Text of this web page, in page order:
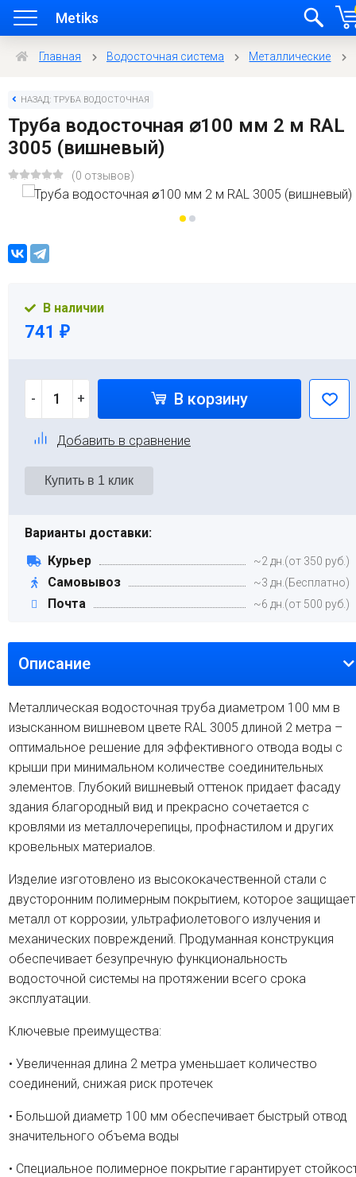
Metiks
Главная Водосточная система Металлические
НАЗАД: ТРУБА ВОДОСТОЧНАЯ
Труба водосточная ⌀100 мм 2 м RAL
3005 (вишневый)
(0 отзывов)
В наличии
741 ₽
- + В корзину
Добавить в сравнение
Варианты доставки:
Курьер
~2 дн.(от 350 руб.)
Самовывоз ~3 дн.(Бесплатно)
Почта ~6 дн.(от 500 руб.)
Описание
Металлическая водосточная труба диаметром 100 мм в
изысканном вишневом цвете RAL 3005 длиной 2 метра –
оптимальное решение для эффективного отвода воды с
крыши при минимальном количестве соединительных
элементов. Глубокий вишневый оттенок придает фасаду
здания благородный вид и прекрасно сочетается с
кровлями из металлочерепицы, профнастилом и других
кровельных материалов.
Изделие изготовлено из высококачественной стали с
двусторонним полимерным покрытием, которое защищает
металл от коррозии, ультрафиолетового излучения и
механических повреждений. Продуманная конструкция
обеспечивает безупречную функциональность
водосточной системы на протяжении всего срока
эксплуатации.
Ключевые преимущества:
• Увеличенная длина 2 метра уменьшает количество
соединений, снижая риск протечек
• Большой диаметр 100 мм обеспечивает быстрый отвод
значительного объема воды
• Специальное полимерное покрытие гарантирует